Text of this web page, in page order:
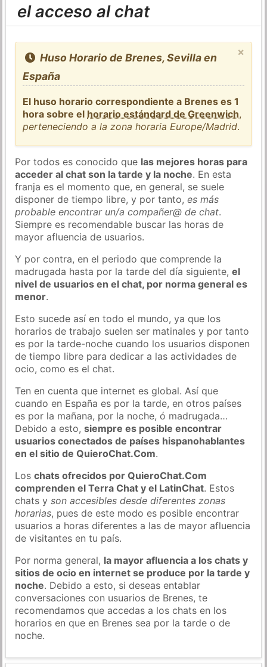
el acceso al chat
×
Huso Horario de Brenes, Sevilla en
España
El huso horario correspondiente a Brenes es 1
hora sobre el horario estándard de Greenwich,
perteneciendo a la zona horaria Europe/Madrid.
Por todos es conocido que las mejores horas para
acceder al chat son la tarde y la noche. En esta
franja es el momento que, en general, se suele
disponer de tiempo libre, y por tanto,es más
probable encontrar un/a compañer@ de chat.
Siempre es recomendable buscar las horas de
mayor afluencia de usuarios.
Y por contra, en el periodo que comprende la
madrugada hasta por la tarde del día siguiente,el
nivel de usuarios en el chat, por norma general es
menor.
Esto sucede así en todo el mundo, ya que los
horarios de trabajo suelen ser matinales y por tanto
es por la tarde-noche cuando los usuarios disponen
de tiempo libre para dedicar a las actividades de
ocio, como es el chat.
Ten en cuenta que internet es global. Así que
cuando en España es por la tarde, en otros países
es por la mañana, por la noche, ó madrugada…
Debido a esto,siempre es posible encontrar
usuarios conectados de países hispanohablantes
en el sitio de QuieroChat.Com.
Loschats ofrecidos por QuieroChat.Com
comprenden el Terra Chat y el LatinChat. Estos
chats yson accesibles desde diferentes zonas
horarias, pues de este modo es posible encontrar
usuarios a horas diferentes a las de mayor afluencia
de visitantes en tu país.
Por norma general, la mayor afluencia a los chats y
sitios de ocio en internet se produce por la tarde y
noche. Debido a esto, si deseas entablar
conversaciones con usuarios de Brenes, te
recomendamos que accedas a los chats en los
horarios en que en Brenes sea por la tarde o de
noche.